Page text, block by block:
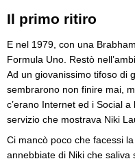
Il primo ritiro
E nel 1979, con una
Formula Uno. Restò
Ad un giovanissimo tifoso di
sembrarono non finire mai,
c’erano Internet ed i Social
servizio che mostrava Niki
Ci mancò poco che facessi
annebbiate di Niki che